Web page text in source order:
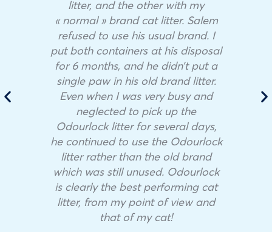
litter, and the other with my
« normal » brand cat litter. Salem
refused to use his usual brand. I
put both containers at his disposal
for 6 months, and he didn’t put a
single paw in his old brand litter.
Even when I was very busy and
neglected to pick up the
Odourlock litter for several days,
he continued to use the Odourlock
litter rather than the old brand
which was still unused. Odourlock
is clearly the best performing cat
litter, from my point of view and
that of my cat!